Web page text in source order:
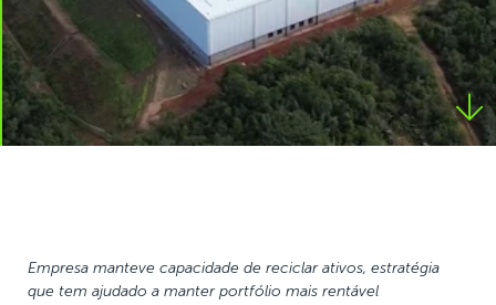
Empresa manteve capacidade de reciclar ativos, estratégia
que tem ajudado a manter portfólio mais rentável